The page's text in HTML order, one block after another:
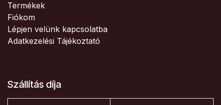
Termékek
Fiókom
Lépjen velünk kapcsolatba
Adatkezelési Tájékoztató
Szállítás díja